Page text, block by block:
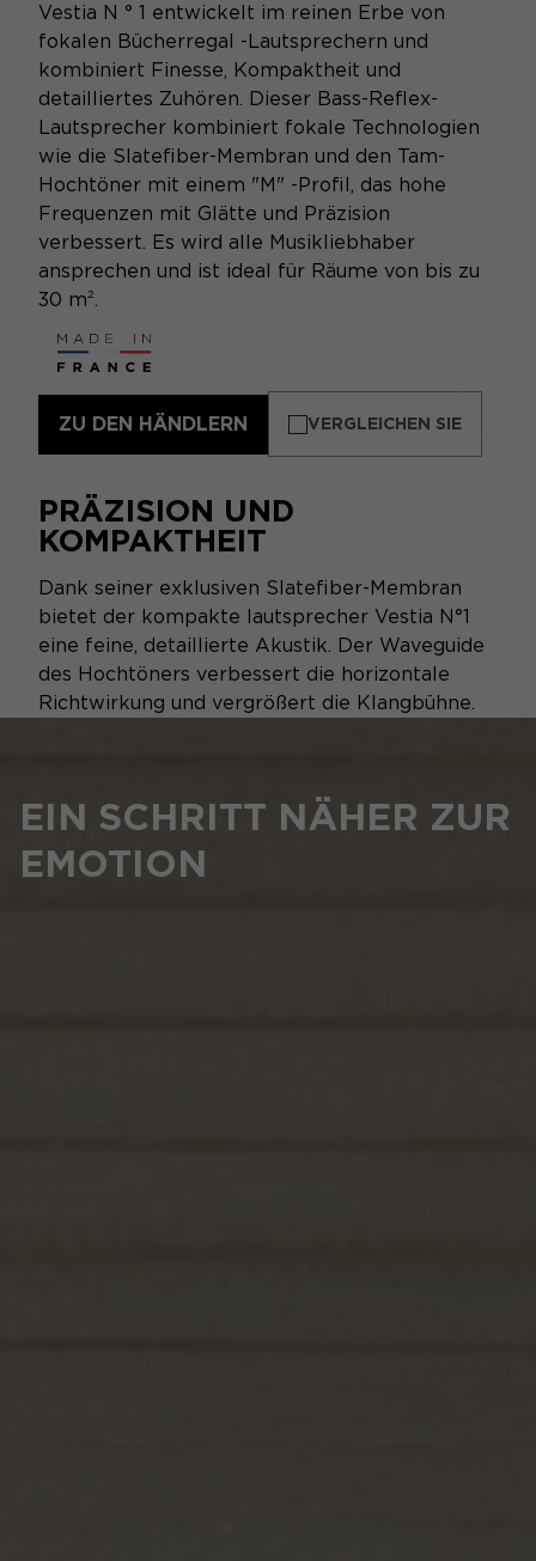
Vestia N ° 1 entwickelt im reinen Erbe von
fokalen Bücherregal -Lautsprechern und
kombiniert Finesse, Kompaktheit und
detailliertes Zuhören. Dieser Bass-Reflex-
Lautsprecher kombiniert fokale Technologien
wie die Slatefiber-Membran und den Tam-
Hochtöner mit einem "M" -Profil, das hohe
Frequenzen mit Glätte und Präzision
verbessert. Es wird alle Musikliebhaber
ansprechen und ist ideal für Räume von bis zu
30 m².
ZU DEN HÄNDLERN VERGLEICHEN SIE
PRÄZISION UND
KOMPAKTHEIT
Dank seiner exklusiven Slatefiber-Membran
bietet der kompakte lautsprecher Vestia N°1
eine feine, detaillierte Akustik. Der Waveguide
des Hochtöners verbessert die horizontale
Richtwirkung und vergrößert die Klangbühne.
EIN SCHRITT NÄHER ZUR
EMOTION